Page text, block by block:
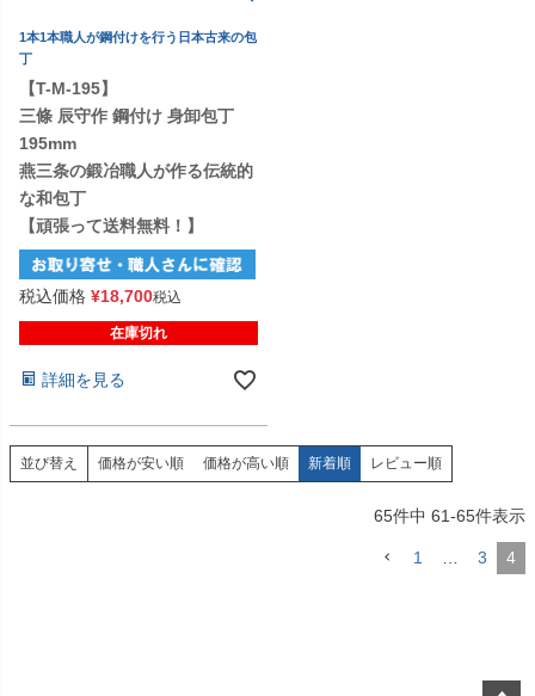
1本1本職人が鋼付けを行う日本古来の包
丁
【T-M-195】
三條 辰守作 鋼付け 身卸包丁
195mm
燕三条の鍛冶職人が作る伝統的
な和包丁
【頑張って送料無料！】
税込価格 ¥18,700税込
在庫切れ
詳細を見る
並び替え 価格が安い順 価格が高い順 新着順 レビュー順
65件中 61-65件表示
1 3 4